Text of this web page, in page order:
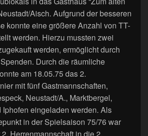
Aisch. Aufgrund der besseren
konnte eine größere Anzahl von TT-
werden. Hierzu mussten zwei
werden, ermöglicht durch
Durch die räumliche
am 18.05.75 das 2.
mit fünf Gastmannschaften,
Neustadt/A., Marktbergel,
eingeladen werden. Als
in der Spielsaison 75/76 war